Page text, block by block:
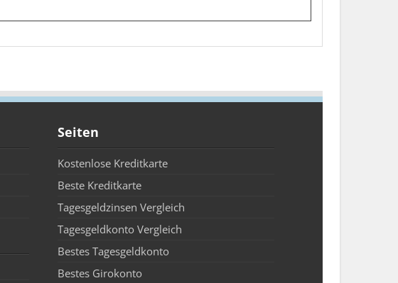
Seiten
Kostenlose Kreditkarte
Beste Kreditkarte
Tagesgeldzinsen Vergleich
Tagesgeldkonto Vergleich
Bestes Tagesgeldkonto
Bestes Girokonto